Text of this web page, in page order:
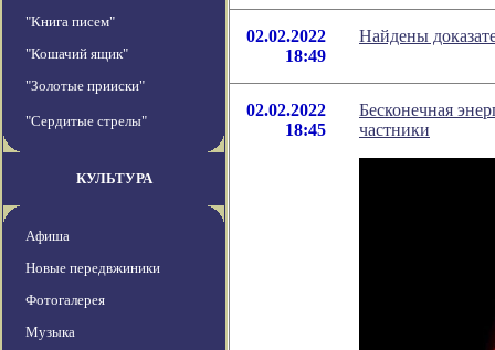
"Книга писем"
"Кошачий ящик"
"Золотые прииски"
"Сердитые стрелы"
КУЛЬТУРА
Афиша
Новые передвжиники
Фотогалерея
Музыка
02.02.2022
18:49
Найдены
02.02.2022
18:45
Бесконечная
частники